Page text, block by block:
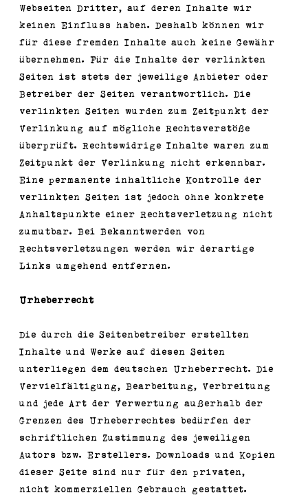
Webseiten Dritter, auf deren Inhalte wir
keinen Einfluss haben. Deshalb können wir
für diese fremden Inhalte auch keine Gewähr
übernehmen. Für die Inhalte der verlinkten
Seiten ist stets der jeweilige Anbieter oder
Betreiber der Seiten verantwortlich. Die
verlinkten Seiten wurden zum Zeitpunkt der
Verlinkung auf mögliche Rechtsverstöße
überprüft. Rechtswidrige Inhalte waren zum
Zeitpunkt der Verlinkung nicht erkennbar.
Eine permanente inhaltliche Kontrolle der
verlinkten Seiten ist jedoch ohne konkrete
Anhaltspunkte einer Rechtsverletzung nicht
zumutbar. Bei Bekanntwerden von
Rechtsverletzungen werden wir derartige
Links umgehend entfernen.
Urheberrecht
Die durch die Seitenbetreiber erstellten
Inhalte und Werke auf diesen Seiten
unterliegen dem deutschen Urheberrecht. Die
Vervielfältigung, Bearbeitung, Verbreitung
und jede Art der Verwertung außerhalb der
Grenzen des Urheberrechtes bedürfen der
schriftlichen Zustimmung des jeweiligen
Autors bzw. Erstellers. Downloads und Kopien
dieser Seite sind nur für den privaten,
nicht kommerziellen Gebrauch gestattet.